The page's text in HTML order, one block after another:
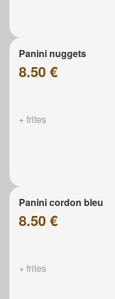
Panini nuggets
8.50 €
+ frites
Panini cordon bleu
8.50 €
+ frites